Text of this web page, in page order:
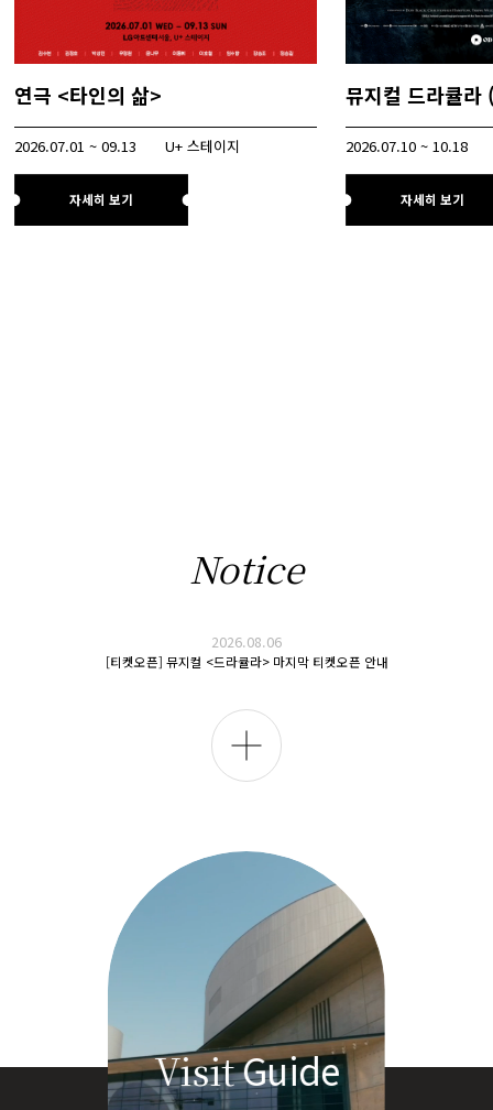
연극 <타인의 삶>
2026.07.01 ~ 09.13 U+ 스테이지
자세히 보기
2026.07.10 ~ 10.18
자세히 보기
Notice
2026.08.06
[티켓오픈] 뮤지컬 <드라큘라> 마지막 티켓오픈 안내
전
체
VisitGuide